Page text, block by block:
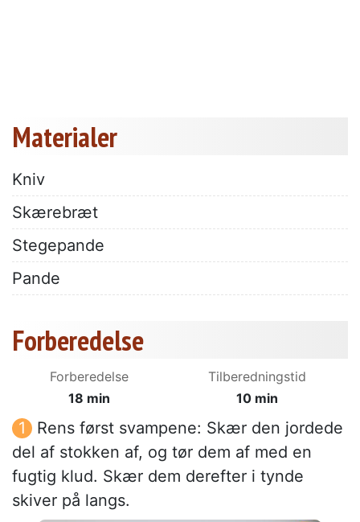
Materialer
Kniv
Skærebræt
Stegepande
Pande
Forberedelse
Forberedelse
18 min
Tilberedningstid
10 min
Rens først svampene: Skær den jordede
del af stokken af, og tør dem af med en
fugtig klud. Skær dem derefter i tynde
skiver på langs.